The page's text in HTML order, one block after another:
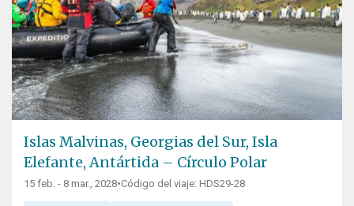
Islas Malvinas, Georgias del Sur, Isla
Elefante, Antártida – Círculo Polar
15 feb. - 8 mar., 2028•Código del viaje: HDS29-28